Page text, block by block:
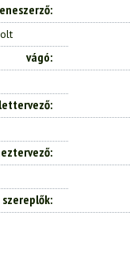
vágó
szereplők